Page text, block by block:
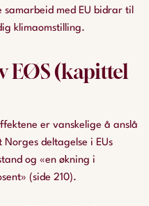
med EU bidrar til
klimaomstilling.
EØS (kapittel
er vanskelige å anslå
deltagelse i EUs
og «en økning i
(side 210).